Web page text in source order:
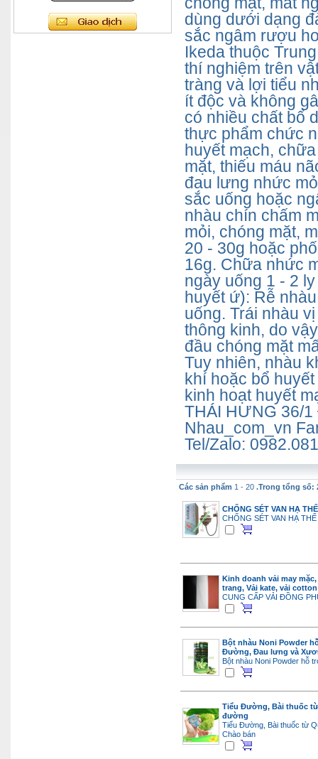
dùng dưới dạng
sắc ngâm rượu
Ikeda thuộc
thí nghiệm trên
tràng và lợi tiểu
ít độc và không
có nhiều chất bổ
thực phẩm chức
huyết mạch,
mặt, thiếu máu
đau lưng nhức
sắc uống hoặc
nhàu chín chấm
mỏi, chóng mặt,
20 - 30g hoặc
16g. Chữa nhức
ngày uống 1 - 2
huyết ứ): Rễ
uống. Trái nhàu
thông kinh, do
đầu chóng mặt
Tuy nhiên, nhàu
khí hoặc bổ
kinh hoạt huyết
THÁI HƯNG 36/
Nhau_com_vn
Tel/Zalo:
Các sản phẩm 1 - 20 .Trong tổng số:
CHỐNG SÉT VAN HẠ
CHỐNG SÉT VAN HẠ
Kinh doanh vải may
trang, Vải kate, vải cotton
CUNG CẤP VẢI ĐỒNG
Bột nhàu Noni Powder
Đường, Đau lưng và
Bột nhàu Noni Powder hỗ
Tiểu Đường, Bài thuốc
đường
Tiểu Đường, Bài thuốc từ
Chào bán